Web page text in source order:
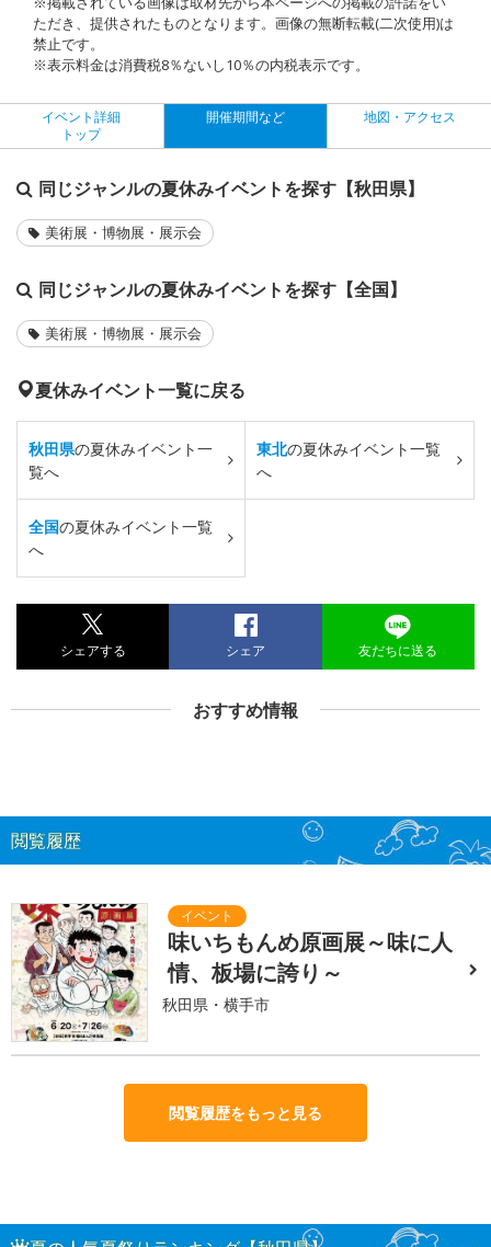
ただき、提供されたものとなります。画像の無断転載(二次使用)は
禁止です。
※表示料金は消費税8％ないし10％の内税表示です。
イベント詳細
トップ
開催期間など 地図・アクセス
同じジャンルの夏休みイベントを探す【秋田県】
美術展・博物展・展示会
同じジャンルの夏休みイベントを探す【全国】
美術展・博物展・展示会
夏休みイベント一覧に戻る
秋田県の夏休みイベント一
覧へ
東北の夏休みイベント一覧
へ
全国の夏休みイベント一覧
へ
シェアする シェア 友だちに送る
おすすめ情報
閲覧履歴
味いちもんめ原画展～味に人
情、板場に誇り～
秋田県・横手市
閲覧履歴をもっと見る